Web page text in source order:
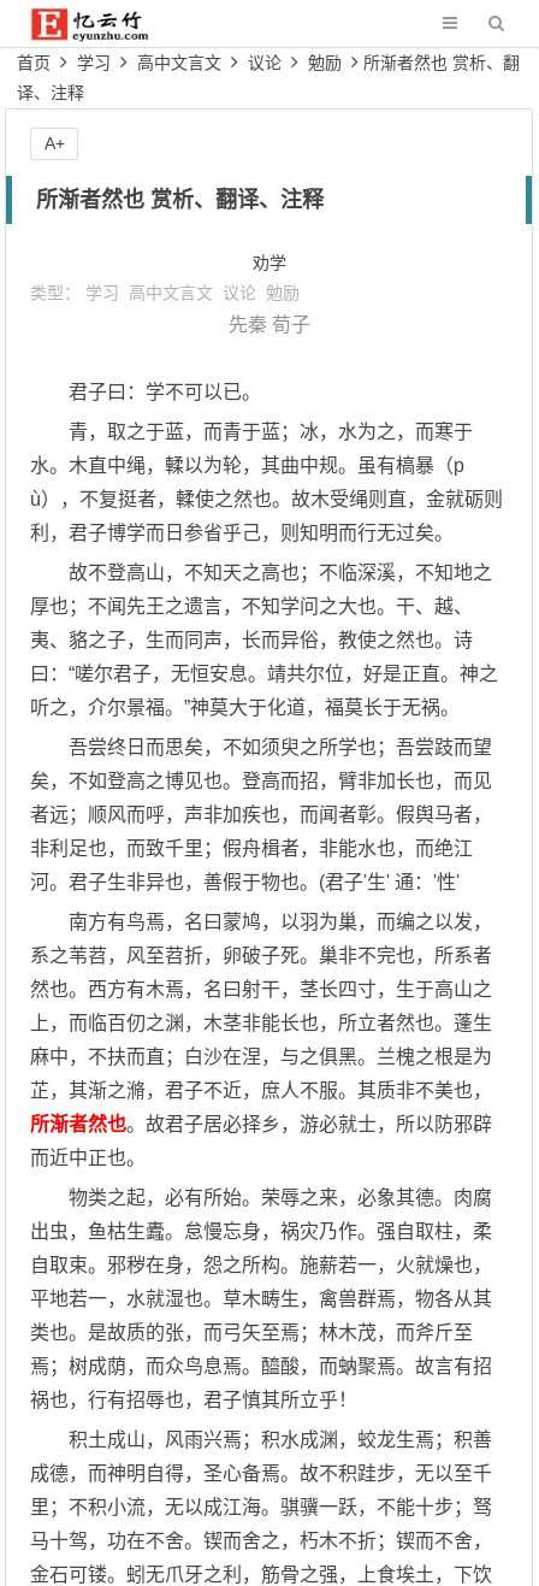
首页 学习 高中文言文 议论 勉励
所渐者然也 赏析、翻
译、注释
所渐者然也 赏析、翻译、注释
劝学
类型： 学习 高中文言文 议论 勉励
先秦 荀子
君子曰：学不可以已。
青，取之于蓝，而青于蓝；冰，水为之，而寒于
水。木直中绳，輮以为轮，其曲中规。虽有槁暴（p
ù），不复挺者，輮使之然也。故木受绳则直，金就砺则
利，君子博学而日参省乎己，则知明而行无过矣。
故不登高山，不知天之高也；不临深溪，不知地之
厚也；不闻先王之遗言，不知学问之大也。干、越、
夷、貉之子，生而同声，长而异俗，教使之然也。诗
曰：“嗟尔君子，无恒安息。靖共尔位，好是正直。神之
听之，介尔景福。”神莫大于化道，福莫长于无祸。
吾尝终日而思矣，不如须臾之所学也；吾尝跂而望
矣，不如登高之博见也。登高而招，臂非加长也，而见
者远；顺风而呼，声非加疾也，而闻者彰。假舆马者，
非利足也，而致千里；假舟楫者，非能水也，而绝江
河。君子生非异也，善假于物也。(君子'生' 通：'性'
南方有鸟焉，名曰蒙鸠，以羽为巢，而编之以发，
系之苇苕，风至苕折，卵破子死。巢非不完也，所系者
然也。西方有木焉，名曰射干，茎长四寸，生于高山之
上，而临百仞之渊，木茎非能长也，所立者然也。蓬生
麻中，不扶而直；白沙在涅，与之俱黑。兰槐之根是为
芷，其渐之滫，君子不近，庶人不服。其质非不美也，
所渐者然也。故君子居必择乡，游必就士，所以防邪辟
而近中正也。
物类之起，必有所始。荣辱之来，必象其德。肉腐
出虫，鱼枯生蠹。怠慢忘身，祸灾乃作。强自取柱，柔
自取束。邪秽在身，怨之所构。施薪若一，火就燥也，
平地若一，水就湿也。草木畴生，禽兽群焉，物各从其
类也。是故质的张，而弓矢至焉；林木茂，而斧斤至
焉；树成荫，而众鸟息焉。醯酸，而蚋聚焉。故言有招
祸也，行有招辱也，君子慎其所立乎！
积土成山，风雨兴焉；积水成渊，蛟龙生焉；积善
成德，而神明自得，圣心备焉。故不积跬步，无以至千
里；不积小流，无以成江海。骐骥一跃，不能十步；驽
马十驾，功在不舍。锲而舍之，朽木不折；锲而不舍，
金石可镂。蚓无爪牙之利，筋骨之强，上食埃土，下饮
A+